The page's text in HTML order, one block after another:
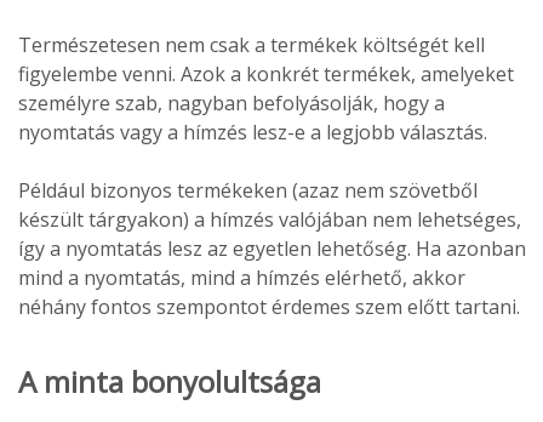
Természetesen nem csak a termékek költségét kell
figyelembe venni. Azok a konkrét termékek, amelyeket
személyre szab, nagyban befolyásolják, hogy a
nyomtatás vagy a hímzés lesz-e a legjobb választás.
Például bizonyos termékeken (azaz nem szövetből
készült tárgyakon) a hímzés valójában nem lehetséges,
így a nyomtatás lesz az egyetlen lehetőség. Ha azonban
mind a nyomtatás, mind a hímzés elérhető, akkor
néhány fontos szempontot érdemes szem előtt tartani.
A minta bonyolultsága